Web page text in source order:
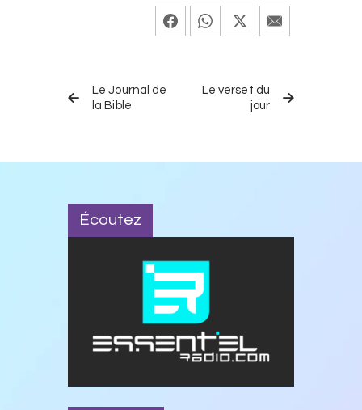
de
l’article
PRÉCÉDENTE
Le Journal de
la Bible
SUIVANTE
Le verset du
jour
Écoutez